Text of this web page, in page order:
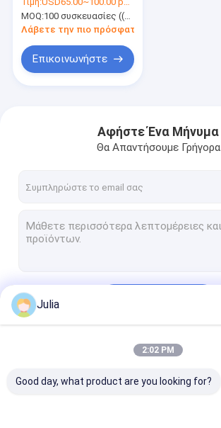
Διασταυρωμένο
φίλτρο μεμβράνης
αποστειρωμένο για
ορίων
MOQ:100 συσκευασίες ((100 μονάδες ανά συσκευασία)
Λάβετε την πιο πρόσφατη τιμή
Επικοινωνήστε
Αφήστε Ένα Μήνυμα
Θα Απαντήσουμε Γρήγορα
Julia
2:02 PM
Good day, what product are you looking for?